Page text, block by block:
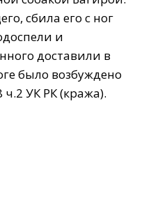
сбила его с ног
и
доставили в
было возбуждено
ч.2 УК РК (кража).